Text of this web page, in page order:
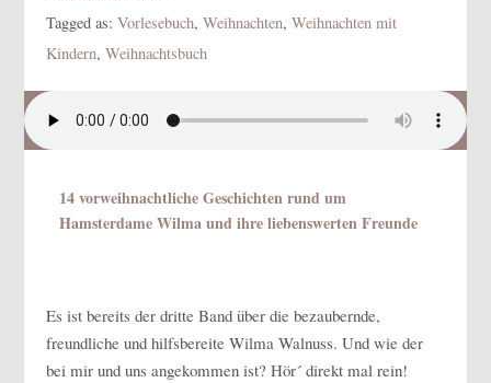
Tagged as:Vorlesebuch,Weihnachten,Weihnachten mit
Kindern,Weihnachtsbuch
14 vorweihnachtliche Geschichten rund um
Hamsterdame Wilma und ihre liebenswerten Freunde
Es ist bereits der dritte Band über die bezaubernde,
freundliche und hilfsbereite Wilma Walnuss. Und wie der
bei mir und uns angekommen ist? Hör´ direkt mal rein!